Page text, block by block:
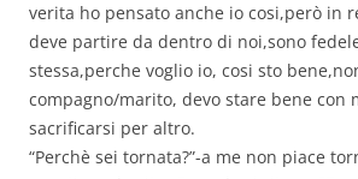
verita ho pensato anche io cosi,però in
deve partire da dentro di noi,sono
stessa,perche voglio io, cosi sto
compagno/marito, devo stare bene con
sacrificarsi per altro.
“Perchè sei tornata?”-a me non piace